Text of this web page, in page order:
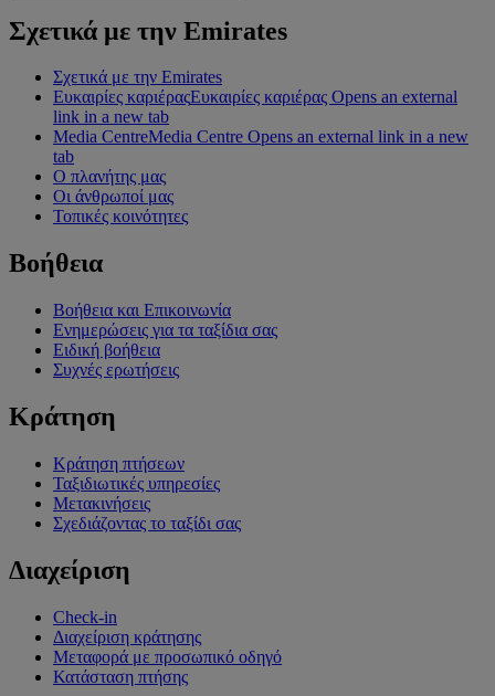
Σχετικά με την Emirates
Σχετικά με την Emirates
Ευκαιρίες καριέραςΕυκαιρίες καριέρας Opens an external
link in a new tab
Media CentreMedia Centre Opens an external link in a new
tab
Ο πλανήτης μας
Οι άνθρωποί μας
Τοπικές κοινότητες
Βοήθεια
Βοήθεια και Επικοινωνία
Ενημερώσεις για τα ταξίδια σας
Ειδική βοήθεια
Συχνές ερωτήσεις
Κράτηση
Κράτηση πτήσεων
Ταξιδιωτικές υπηρεσίες
Μετακινήσεις
Σχεδιάζοντας το ταξίδι σας
Διαχείριση
Check-in
Διαχείριση κράτησης
Μεταφορά με προσωπικό οδηγό
Κατάσταση πτήσης